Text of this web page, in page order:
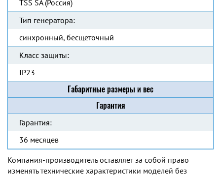
TSS SA (Россия)
Тип генератора:
синхронный, бесщеточный
Класс защиты:
IP23
Габаритные размеры и вес
Гарантия
Гарантия:
36 месяцев
Компания-производитель оставляет за собой право
изменять технические характеристики моделей без